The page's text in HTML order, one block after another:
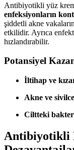
Antibiyotikli yüz
enfeksiyonların
şiddetli akne
etkilidir. Ayrıca
hızlandırabilir.
Potansiyel
İltihap ve
Akne ve
Ciltteki
Antibiyotikli